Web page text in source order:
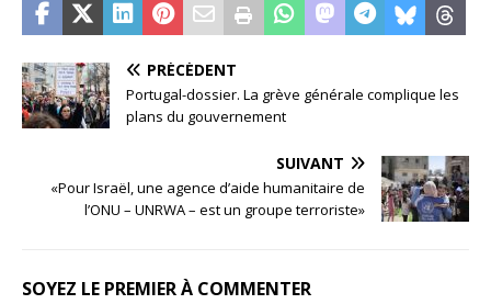
PRÉCÉDENT
Portugal-dossier. La grève générale complique les
plans du gouvernement
SUIVANT
«Pour Israël, une agence d’aide humanitaire de
l’ONU – UNRWA – est un groupe terroriste»
SOYEZ LE PREMIER À COMMENTER